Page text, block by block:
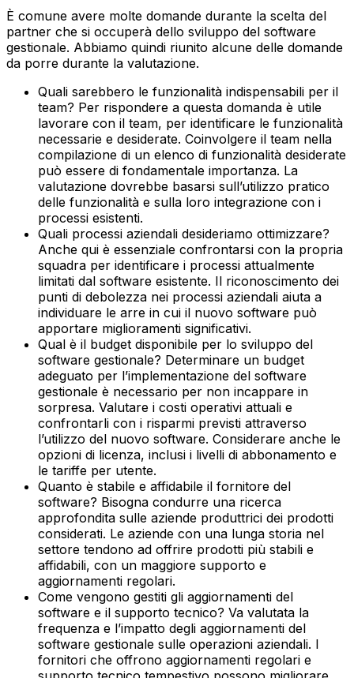
È comune avere molte domande durante la scelta del
partner che si occuperà dello sviluppo del software
gestionale. Abbiamo quindi riunito alcune delle domande
da porre durante la valutazione.
Quali sarebbero le funzionalità indispensabili per il
team? Per rispondere a questa domanda è utile
lavorare con il team, per identificare le funzionalità
necessarie e desiderate. Coinvolgere il team nella
compilazione di un elenco di funzionalità desiderate
può essere di fondamentale importanza. La
valutazione dovrebbe basarsi sull’utilizzo pratico
delle funzionalità e sulla loro integrazione con i
processi esistenti.‍
Quali processi aziendali desideriamo ottimizzare?
Anche qui è essenziale confrontarsi con la propria
squadra per identificare i processi attualmente
limitati dal software esistente. Il riconoscimento dei
punti di debolezza nei processi aziendali aiuta a
individuare le arre in cui il nuovo software può
apportare miglioramenti significativi.‍
Qual è il budget disponibile per lo sviluppo del
software gestionale? Determinare un budget
adeguato per l’implementazione del software
gestionale è necessario per non incappare in
sorpresa. Valutare i costi operativi attuali e
confrontarli con i risparmi previsti attraverso
l’utilizzo del nuovo software. Considerare anche le
opzioni di licenza, inclusi i livelli di abbonamento e
le tariffe per utente.‍
Quanto è stabile e affidabile il fornitore del
software? Bisogna condurre una ricerca
approfondita sulle aziende produttrici dei prodotti
considerati. Le aziende con una lunga storia nel
settore tendono ad offrire prodotti più stabili e
affidabili, con un maggiore supporto e
aggiornamenti regolari.‍
Come vengono gestiti gli aggiornamenti del
software e il supporto tecnico? Va valutata la
frequenza e l’impatto degli aggiornamenti del
software gestionale sulle operazioni aziendali. I
fornitori che offrono aggiornamenti regolari e